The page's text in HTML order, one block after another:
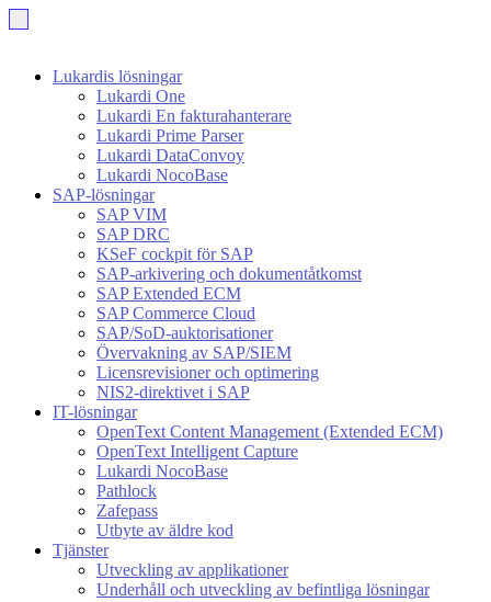
Lukardis lösningar
Lukardi One
Lukardi En fakturahanterare
Lukardi Prime Parser
Lukardi DataConvoy
Lukardi NocoBase
SAP-lösningar
SAP VIM
SAP DRC
KSeF cockpit för SAP
SAP-arkivering och dokumentåtkomst
SAP Extended ECM
SAP Commerce Cloud
SAP/SoD-auktorisationer
Övervakning av SAP/SIEM
Licensrevisioner och optimering
NIS2-direktivet i SAP
IT-lösningar
OpenText Content Management (Extended ECM)
OpenText Intelligent Capture
Lukardi NocoBase
Pathlock
Zafepass
Utbyte av äldre kod
Tjänster
Utveckling av applikationer
Underhåll och utveckling av befintliga lösningar